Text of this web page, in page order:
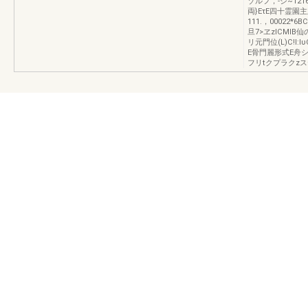
両}EτE四十霊園
111.，
旦7>ヱzlCMIB仙
リ元門位
E骨門麗形式E舟
フリtクプラクz